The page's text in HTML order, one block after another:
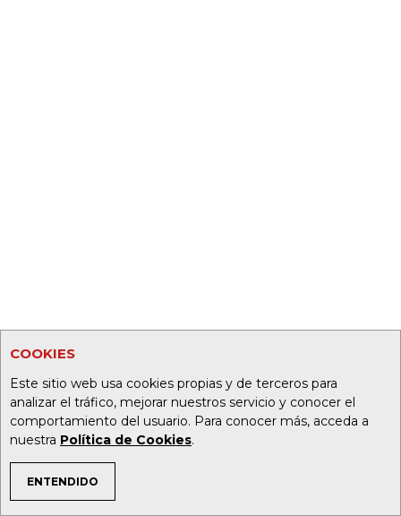
COOKIES
Este sitio web usa cookies propias y de terceros para
analizar el tráfico, mejorar nuestros servicio y conocer el
comportamiento del usuario. Para conocer más, acceda a
nuestra Política de Cookies.
ENTENDIDO
TEMAS DE INTERÉS